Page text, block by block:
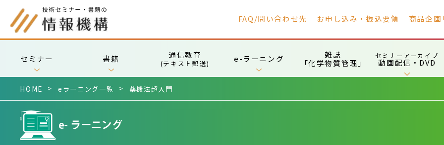
FAQ/問い合わせ先 お申し込み・振込要領 商品企画
セミナー 書籍 通信教育
(テキスト郵送) e-ラーニング
雑誌
「化学物質管理」
セミナーアーカイブ
動画配信・DVD
HOME eラーニング一覧 薬機法超入門